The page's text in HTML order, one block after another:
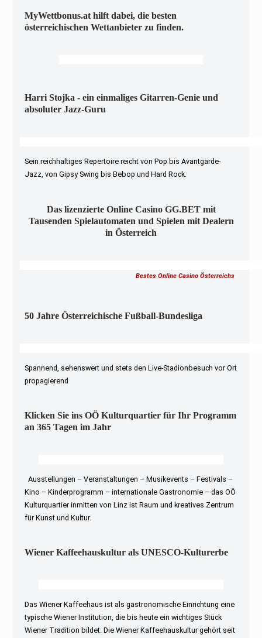
MyWettbonus.at hilft dabei, die besten
österreichischen Wettanbieter zu finden.
Harri Stojka - ein einmaliges Gitarren-Genie und
absoluter Jazz-Guru
Sein reichhaltiges Repertoire reicht von Pop bis Avantgarde-
Jazz, von Gipsy Swing bis Bebop und Hard Rock.
Das lizenzierte Online Casino GG.BET mit
Tausenden Spielautomaten und Spielen mit Dealern
in Österreich
Bestes Online Casino Österreichs
50 Jahre Österreichische Fußball-Bundesliga
Spannend, sehenswert und stets den Live-Stadionbesuch vor Ort
propagierend
Klicken Sie ins OÖ Kulturquartier für Ihr Programm
an 365 Tagen im Jahr
Ausstellungen – Veranstaltungen – Musikevents – Festivals –
Kino – Kinderprogramm – internationale Gastronomie – das OÖ
Kulturquartier inmitten von Linz ist Raum und kreatives Zentrum
für Kunst und Kultur.
Wiener Kaffeehauskultur als UNESCO-Kulturerbe
Das Wiener Kaffeehaus ist als gastronomische Einrichtung eine
typische Wiener Institution, die bis heute ein wichtiges Stück
Wiener Tradition bildet. Die Wiener Kaffeehauskultur gehört seit